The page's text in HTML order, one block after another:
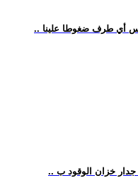
أي طرف ضغوطا علينا
جدار خزان الوقود ب